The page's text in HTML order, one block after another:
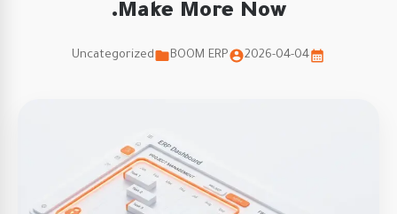
Make More Now.
2026-04-04
BOOM ERP
Uncategorized